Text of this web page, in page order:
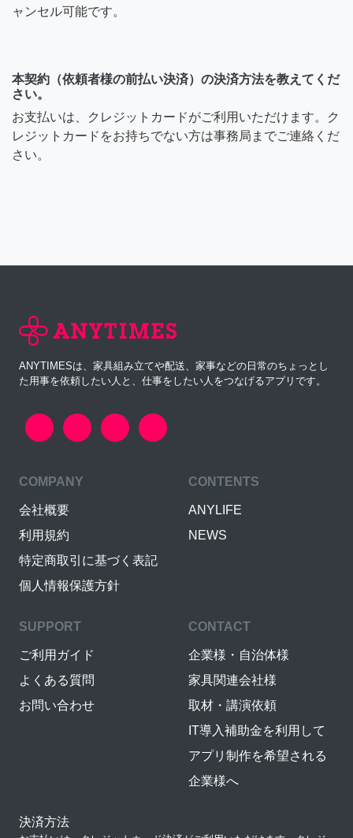
ャンセル可能です。
本契約（依頼者様の前払い決済）の決済方法を教えてくだ
さい。
お支払いは、クレジットカードがご利用いただけます。ク
レジットカードをお持ちでない方は事務局までご連絡くだ
さい。
ANYTIMESは、家具組み立てや配送、家事などの日常のちょっとし
た用事を依頼したい人と、仕事をしたい人をつなげるアプリです。
COMPANY
会社概要
利用規約
特定商取引に基づく表記
個人情報保護方針
CONTENTS
ANYLIFE
NEWS
SUPPORT
ご利用ガイド
よくある質問
お問い合わせ
CONTACT
企業様・自治体様
家具関連会社様
取材・講演依頼
IT導入補助金を利用して
アプリ制作を希望される
企業様へ
決済方法